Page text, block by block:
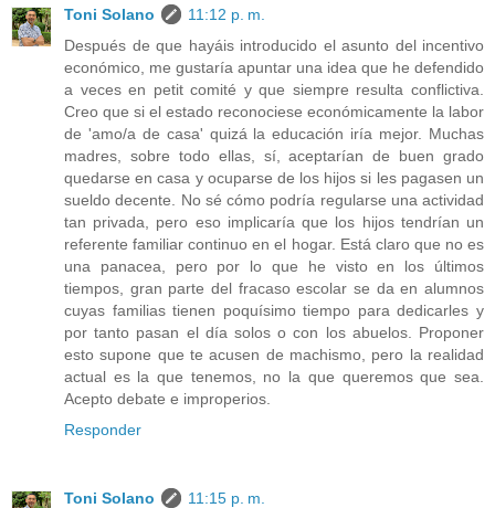
Toni Solano
11:12 p. m.
Después de que hayáis introducido el asunto del incentivo
económico, me gustaría apuntar una idea que he defendido
a veces en petit comité y que siempre resulta conflictiva.
Creo que si el estado reconociese económicamente la labor
de 'amo/a de casa' quizá la educación iría mejor. Muchas
madres, sobre todo ellas, sí, aceptarían de buen grado
quedarse en casa y ocuparse de los hijos si les pagasen un
sueldo decente. No sé cómo podría regularse una actividad
tan privada, pero eso implicaría que los hijos tendrían un
referente familiar continuo en el hogar. Está claro que no es
una panacea, pero por lo que he visto en los últimos
tiempos, gran parte del fracaso escolar se da en alumnos
cuyas familias tienen poquísimo tiempo para dedicarles y
por tanto pasan el día solos o con los abuelos. Proponer
esto supone que te acusen de machismo, pero la realidad
actual es la que tenemos, no la que queremos que sea.
Acepto debate e improperios.
Responder
Toni Solano
11:15 p. m.